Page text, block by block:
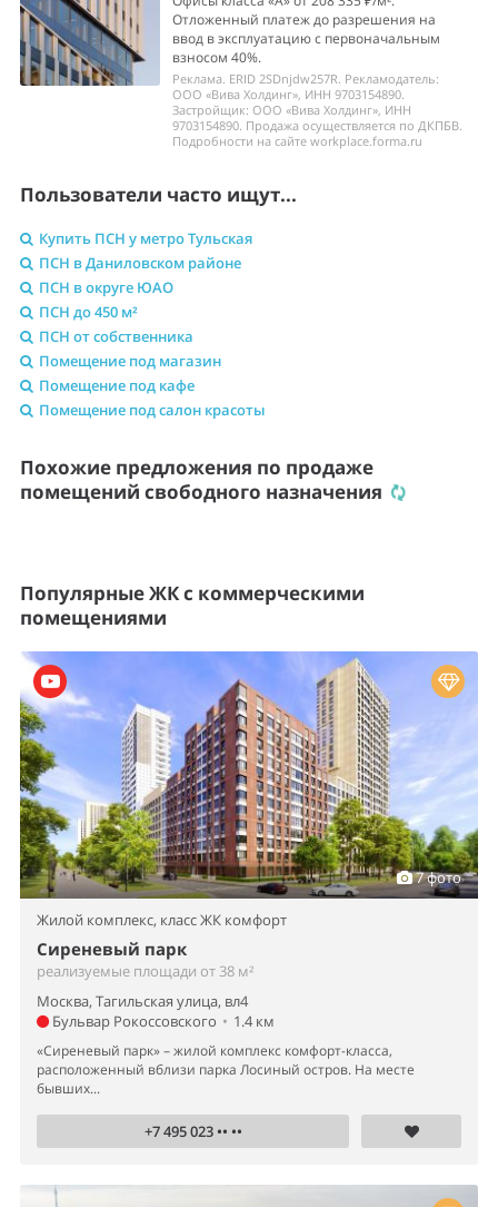
Отложенный платеж до разрешения на
ввод в эксплуатацию с первоначальным
взносом 40%.
Реклама. ERID 2SDnjdw257R. Рекламодатель:
ООО «Вива Холдинг», ИНН 9703154890.
Застройщик: ООО «Вива Холдинг», ИНН
9703154890. Продажа осуществляется по ДКПБВ.
Подробности на сайте workplace.forma.ru
Пользователи часто ищут...
Купить ПСН у метро Тульская
ПСН в Даниловском районе
ПСН в округе ЮАО
ПСН до 450 м²
ПСН от собственника
Помещение под магазин
Помещение под кафе
Помещение под салон красоты
Похожие предложения по продаже
помещений свободного назначения
Популярные ЖК с коммерческими
помещениями
7 фото
Жилой комплекс, класс ЖК комфорт
Сиреневый парк
реализуемые площади от 38 м²
Москва, Тагильская улица, вл4
Бульвар Рокоссовского • 1.4 км
«Сиреневый парк» – жилой комплекс комфорт-класса,
расположенный вблизи парка Лосиный остров. На месте
бывших...
+7 495 023 •• ••